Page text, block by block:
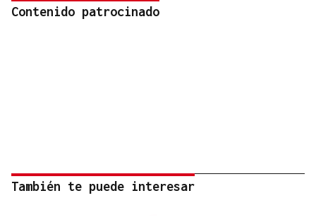
Contenido patrocinado
También te puede interesar